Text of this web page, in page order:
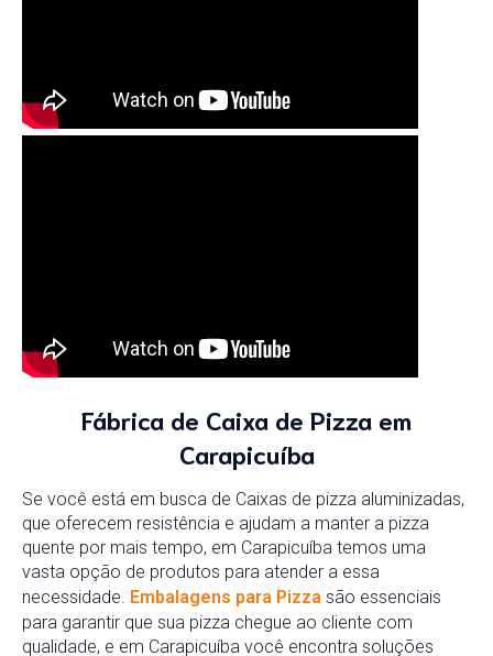
Fábrica de Caixa de Pizza em
Carapicuíba
Se você está em busca de Caixas de pizza aluminizadas,
que oferecem resistência e ajudam a manter a pizza
quente por mais tempo, em Carapicuíba temos uma
vasta opção de produtos para atender a essa
necessidade. Embalagens para Pizza são essenciais
para garantir que sua pizza chegue ao cliente com
qualidade, e em Carapicuíba você encontra soluções